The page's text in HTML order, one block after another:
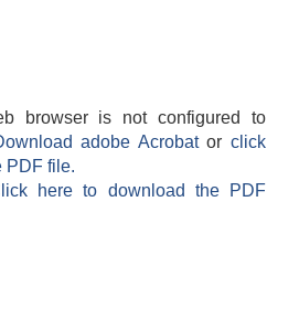
browser is not configured to
adobe Acrobatorclick
PDF file.
here to download the PDF